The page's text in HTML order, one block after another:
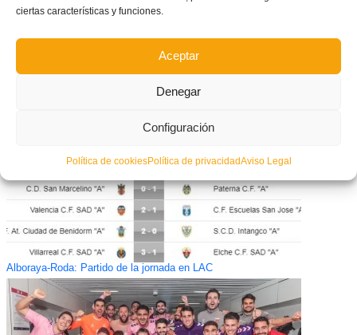
ciertas características y funciones.
Aceptar
Denegar
Configuración
Política de cookiesPolítica de privacidadAviso Legal
Todo listo en Almassora para los Campeonatos de España
Alboraya-Roda: Partido de la jornada en LAC